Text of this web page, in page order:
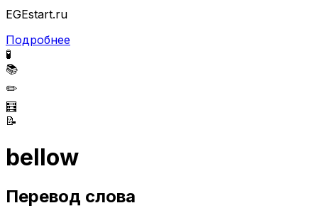
EGEstart.ru
Подробнее
🧪
📚
✏️
🧮
📝
bellow
Перевод слова